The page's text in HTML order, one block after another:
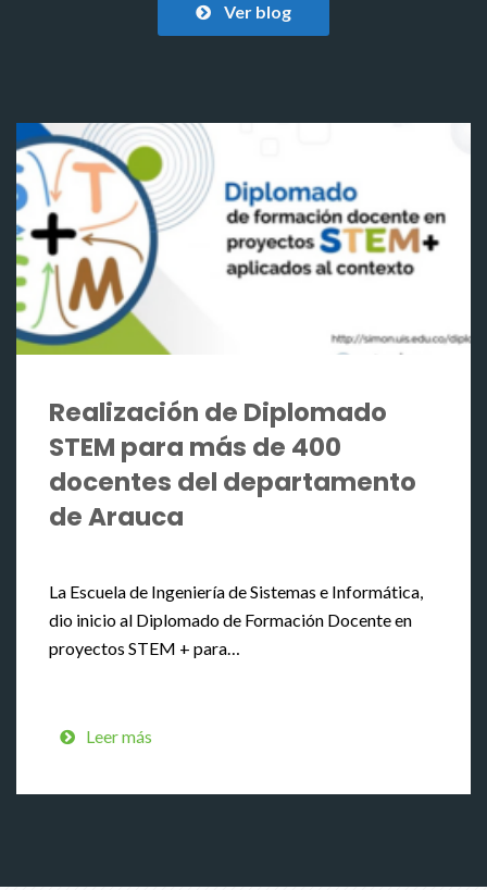
Ver blog
Realización de Diplomado
STEM para más de 400
docentes del departamento
de Arauca
La Escuela de Ingeniería de Sistemas e Informática,
dio inicio al Diplomado de Formación Docente en
proyectos STEM + para…
Leer más